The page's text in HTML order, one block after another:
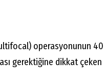
operasyonunun 40
gerektiğine dikkat çeken